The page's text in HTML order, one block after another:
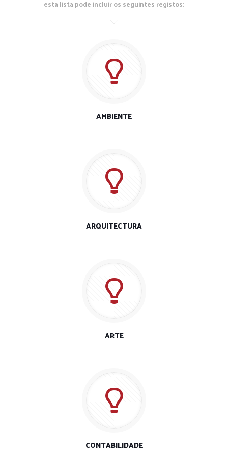
esta lista pode incluir os seguintes registos:
AMBIENTE
ARQUITECTURA
ARTE
CONTABILIDADE